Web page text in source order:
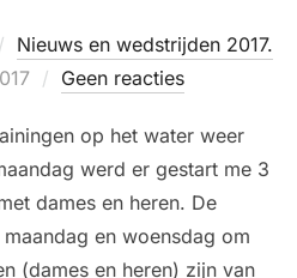
Nieuws en wedstrijden 2017.
Geen reacties
op het water weer
werd er gestart me 3
dames en heren. De
en woensdag om
(dames en heren) zijn van